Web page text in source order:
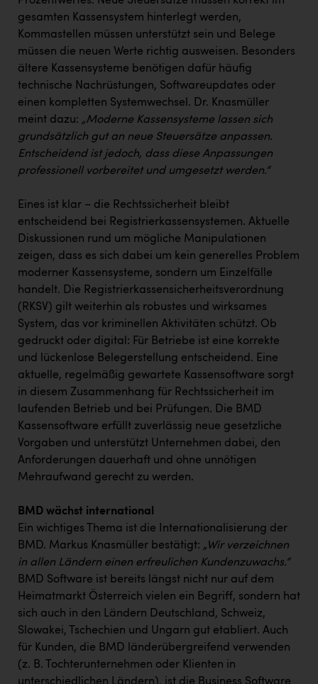
gesamten Kassensystem hinterlegt werden,
Kommastellen müssen unterstützt sein und Belege
müssen die neuen Werte richtig ausweisen. Besonders
ältere Kassensysteme benötigen dafür häufig
technische Nachrüstungen, Softwareupdates oder
einen kompletten Systemwechsel. Dr. Knasmüller
meint dazu: „Moderne Kassensysteme lassen sich
grundsätzlich gut an neue Steuersätze anpassen.
Entscheidend ist jedoch, dass diese Anpassungen
professionell vorbereitet und umgesetzt werden.“
Eines ist klar – die Rechtssicherheit bleibt
entscheidend bei Registrierkassensystemen. Aktuelle
Diskussionen rund um mögliche Manipulationen
zeigen, dass es sich dabei um kein generelles Problem
moderner Kassensysteme, sondern um Einzelfälle
handelt. Die Registrierkassensicherheitsverordnung
(RKSV) gilt weiterhin als robustes und wirksames
System, das vor kriminellen Aktivitäten schützt. Ob
gedruckt oder digital: Für Betriebe ist eine korrekte
und lückenlose Belegerstellung entscheidend. Eine
aktuelle, regelmäßig gewartete Kassensoftware sorgt
in diesem Zusammenhang für Rechtssicherheit im
laufenden Betrieb und bei Prüfungen. Die BMD
Kassensoftware erfüllt zuverlässig neue gesetzliche
Vorgaben und unterstützt Unternehmen dabei, den
Anforderungen dauerhaft und ohne unnötigen
Mehraufwand gerecht zu werden.
BMD wächst international
Ein wichtiges Thema ist die Internationalisierung der
BMD. Markus Knasmüller bestätigt: „Wir verzeichnen
in allen Ländern einen erfreulichen Kundenzuwachs.“
BMD Software ist bereits längst nicht nur auf dem
Heimatmarkt Österreich vielen ein Begriff, sondern hat
sich auch in den Ländern Deutschland, Schweiz,
Slowakei, Tschechien und Ungarn gut etabliert. Auch
für Kunden, die BMD länderübergreifend verwenden
(z. B. Tochterunternehmen oder Klienten in
unterschiedlichen Ländern), ist die Business Software